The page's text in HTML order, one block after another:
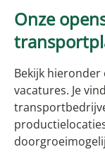
Onze
Bekijk
vacatures. Je